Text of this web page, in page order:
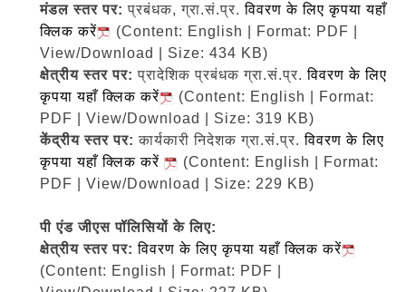
मंडल स्तर पर:प्रबंधक, ग्रा.सं.प्र.विवरण के लिए कृपया यहाँ
क्लिक करें
(Content: English | Format: PDF |
View/Download | Size: 434 KB)
क्षेत्रीय स्तर पर:प्रादेशिक प्रबंधक ग्रा.सं.प्र.विवरण के लिए
कृपया यहाँ क्लिक करें
(Content: English | Format:
PDF | View/Download | Size: 319 KB)
केंद्रीय स्तर पर:कार्यकारी निदेशक ग्रा.सं.प्र.विवरण के लिए
कृपया यहाँ क्लिक करें
(Content: English | Format:
PDF | View/Download | Size: 229 KB)
पी एंड जीएस पॉलिसियों के लिए:
क्षेत्रीय स्तर पर:विवरण के लिए कृपया यहाँ क्लिक करें
(Content: English | Format: PDF |